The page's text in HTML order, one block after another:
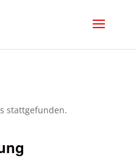
stattgefunden.